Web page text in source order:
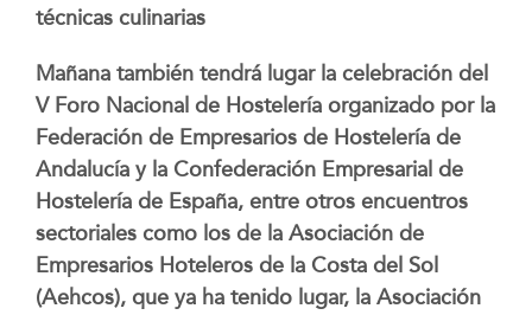
técnicas culinarias
Mañana también tendrá lugar la celebración del
V Foro Nacional de Hostelería organizado por la
Federación de Empresarios de Hostelería de
Andalucía y la Confederación Empresarial de
Hostelería de España, entre otros encuentros
sectoriales como los de la Asociación de
Empresarios Hoteleros de la Costa del Sol
(Aehcos), que ya ha tenido lugar, la Asociación